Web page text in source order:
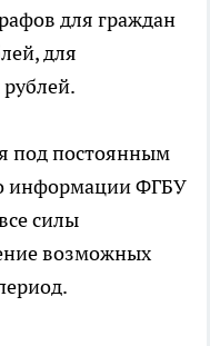
для граждан
для
под постоянным
информации ФГБУ
силы
возможных